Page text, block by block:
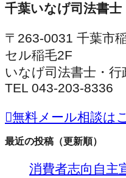
千葉いなげ司法書士
〒263-0031 千葉市
セル稲毛2F
いなげ司法書士・行
TEL 043-203-8336
無料メール相談は
最近の投稿（更新順）
消費者志向自主